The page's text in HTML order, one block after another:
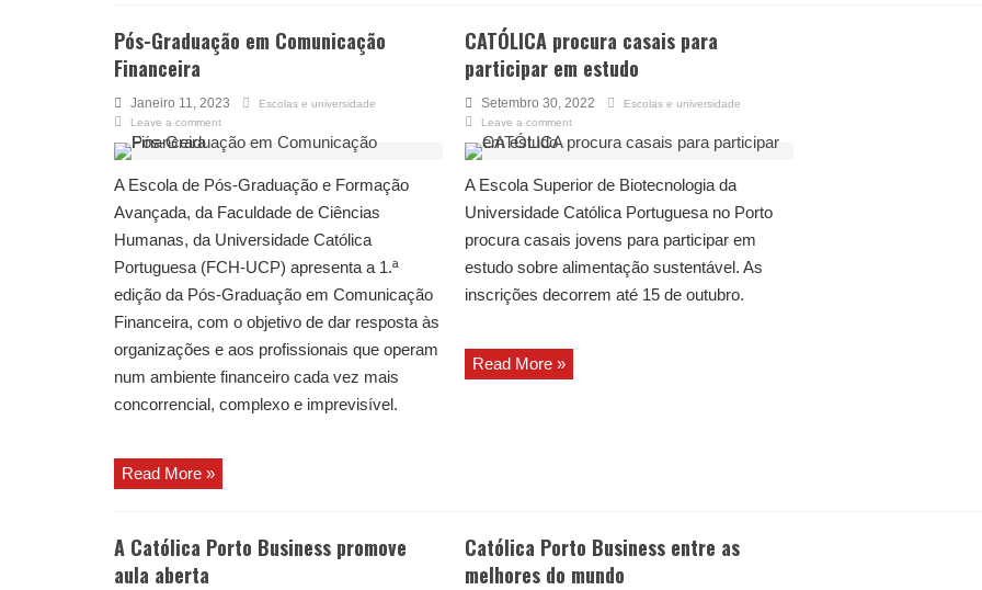
Pós-Graduação em Comunicação
Financeira
Janeiro 11, 2023
Escolas e universidade
Leave a comment
A Escola de Pós-Graduação e Formação
Avançada, da Faculdade de Ciências
Humanas, da Universidade Católica
Portuguesa (FCH-UCP) apresenta a 1.ª
edição da Pós-Graduação em Comunicação
Financeira, com o objetivo de dar resposta às
organizações e aos profissionais que operam
num ambiente financeiro cada vez mais
concorrencial, complexo e imprevisível.
Read More »
CATÓLICA procura casais para
participar em estudo
Setembro 30, 2022
Escolas e universidade
Leave a comment
A Escola Superior de Biotecnologia da
Universidade Católica Portuguesa no Porto
procura casais jovens para participar em
estudo sobre alimentação sustentável. As
inscrições decorrem até 15 de outubro.
Read More »
A Católica Porto Business promove
aula aberta
Católica Porto Business entre as
melhores do mundo